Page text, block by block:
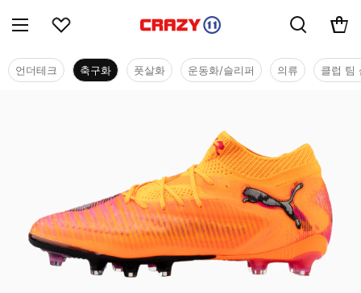
언더테크 축구화 풋살화 운동화/슬리퍼 의류 클럽 팀